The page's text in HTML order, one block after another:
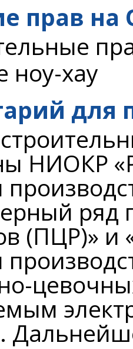
прав на
ноу-хау
для
НИОКР
ряд
(ПЦР)» и